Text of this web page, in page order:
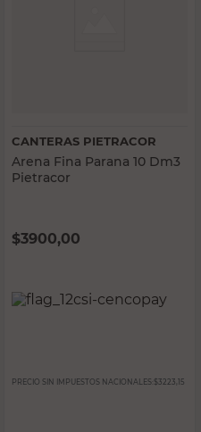
CANTERAS PIETRACOR
Arena Fina Parana 10 Dm3
Pietracor
$3900,00
PRECIO SIN IMPUESTOS NACIONALES: $3223,15